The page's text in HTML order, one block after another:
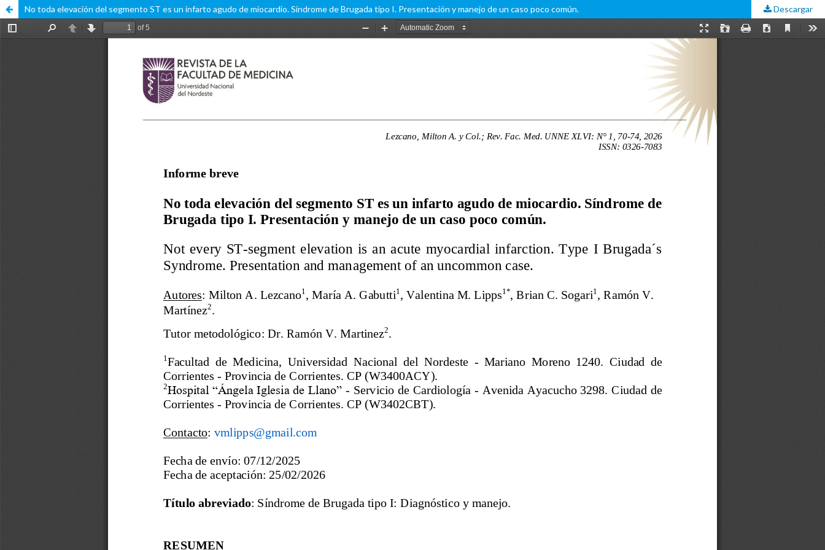
No toda elevación del segmento ST es un infarto agudo de miocardio. Síndrome de Brugada tipo I. Presentación y manejo de un caso poco común. Descargar